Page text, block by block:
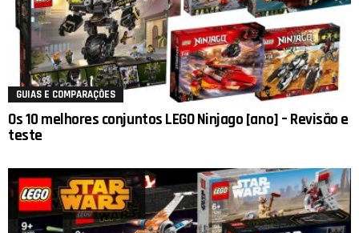
GUIAS E COMPARAÇÕES
Os 10 melhores conjuntos LEGO Ninjago [ano] – Revisão e
teste